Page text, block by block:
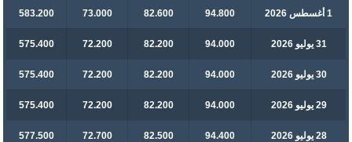
1 أغسطس 2026 94.800
82.600
73.000
583.200
31 يوليو 2026 94.000
82.200
72.200
575.400
30 يوليو 2026 94.000
82.200
72.200
575.400
29 يوليو 2026 94.000
82.200
72.200
575.400
28 يوليو 2026 94.400
82.500
72.700
577.500